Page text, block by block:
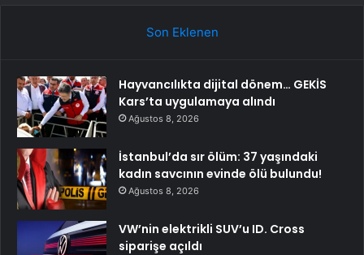
Son Eklenen
Hayvancılıkta dijital dönem… GEKİS
Kars’ta uygulamaya alındı
Ağustos 8, 2026
İstanbul’da sır ölüm: 37 yaşındaki
kadın savcının evinde ölü bulundu!
Ağustos 8, 2026
VW’nin elektrikli SUV’u ID. Cross
siparişe açıldı